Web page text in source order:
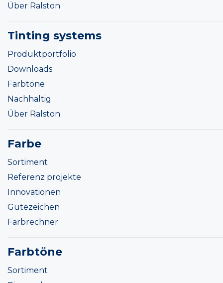
Über Ralston
Tinting systems
Produktportfolio
Downloads
Farbtöne
Nachhaltig
Über Ralston
Farbe
Sortiment
Referenz projekte
Innovationen
Gütezeichen
Farbrechner
Farbtöne
Sortiment